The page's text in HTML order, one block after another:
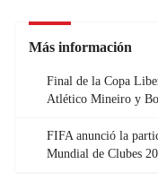
Más información
Final de la Copa
Atlético Mineiro y
FIFA anunció la
Mundial de Clubes